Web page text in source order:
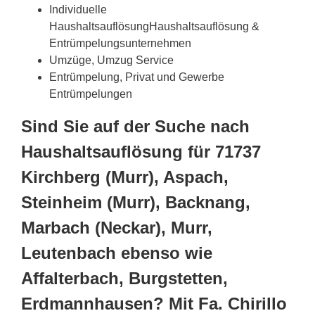
Individuelle
HaushaltsauflösungHaushaltsauflösung &
Entrümpelungsunternehmen
Umzüge, Umzug Service
Entrümpelung, Privat und Gewerbe
Entrümpelungen
Sind Sie auf der Suche nach
Haushaltsauflösung für 71737
Kirchberg (Murr), Aspach,
Steinheim (Murr), Backnang,
Marbach (Neckar), Murr,
Leutenbach ebenso wie
Affalterbach, Burgstetten,
Erdmannhausen? Mit Fa. Chirillo